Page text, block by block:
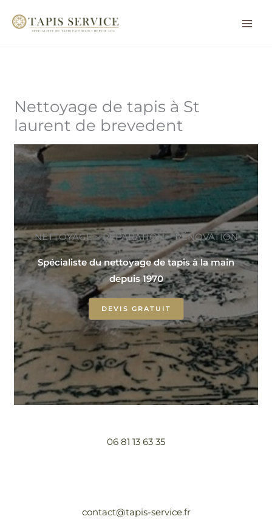
Nettoyage de tapis à St
laurent de brevedent
NETTOYAGE ~ RÉPARATION ~ RÉNOVATION
Spécialiste du nettoyage de tapis à la main
depuis 1970
DEVIS GRATUIT
06 81 13 63 35
contact@tapis-service.fr